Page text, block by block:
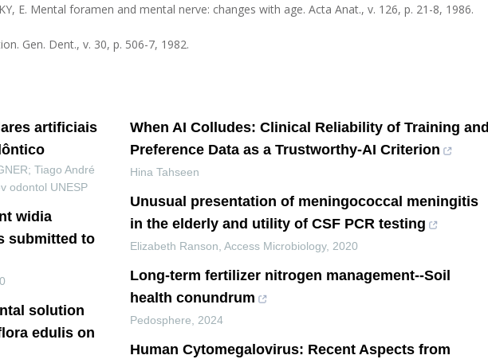
E. Mental foramen and mental nerve: changes with age. Acta Anat., v. 126, p. 21-8, 1986.
Gen. Dent., v. 30, p. 506-7, 1982.
artificiais
Tiago André
odontol UNESP
widia
submitted to
solution
edulis on
When AI Colludes: Clinical Reliability of Training and
Preference Data as a Trustworthy-AI Criterion
Hina Tahseen
Unusual presentation of meningococcal meningitis
in the elderly and utility of CSF PCR testing
Elizabeth Ranson Access Microbiology, 2020
Long-term fertilizer nitrogen management--Soil
health conundrum
Pedosphere 2024
Human Cytomegalovirus: Recent Aspects from